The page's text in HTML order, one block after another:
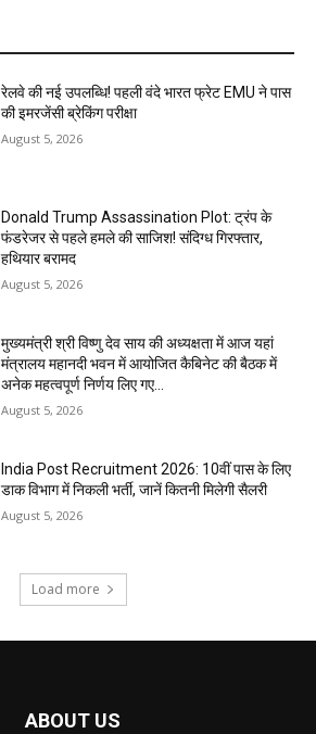
रेलवे की नई उपलब्धि! पहली वंदे भारत फ्रेट EMU ने पास
की इमरजेंसी ब्रेकिंग परीक्षा
August 5, 2026
Donald Trump Assassination Plot: ट्रंप के
फंडरेजर से पहले हमले की साजिश! संदिग्ध गिरफ्तार,
हथियार बरामद
August 5, 2026
मुख्यमंत्री श्री विष्णु देव साय की अध्यक्षता में आज यहां
मंत्रालय महानदी भवन में आयोजित कैबिनेट की बैठक में
अनेक महत्वपूर्ण निर्णय लिए गए...
August 5, 2026
India Post Recruitment 2026: 10वीं पास के लिए
डाक विभाग में निकली भर्ती, जानें कितनी मिलेगी सैलरी
August 5, 2026
Load more
ABOUT US